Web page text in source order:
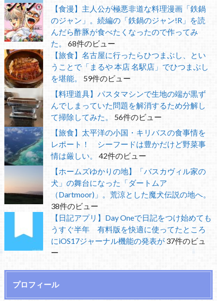
【食漫】主人公が極悪非道な料理漫画「鉄鍋
のジャン」。続編の「鉄鍋のジャン!R」を読
んだら酢豚が食べたくなったので作ってみ
た。
68件のビュー
【旅食】名古屋に行ったらひつまぶし、とい
うことで「まるや 本店 名駅店」でひつまぶし
を堪能。
59件のビュー
【料理道具】パスタマシンで生地の端が黒ず
んでしまっていた問題を解消するため分解し
て掃除してみた。
56件のビュー
【旅食】太平洋の小国・キリバスの食事情を
レポート！ シーフードは豊かだけど野菜事
情は厳しい。
42件のビュー
【ホームズゆかりの地】「バスカヴィル家の
犬」の舞台になった「ダートムア
（Dartmoor)」。荒涼とした魔犬伝説の地へ。
38件のビュー
【日記アプリ】Day Oneで日記をつけ始めても
うすぐ半年 有料版を快適に使ってたところ
にiOS17ジャーナル機能の発表が 37件のビュ
ー
プロフィール